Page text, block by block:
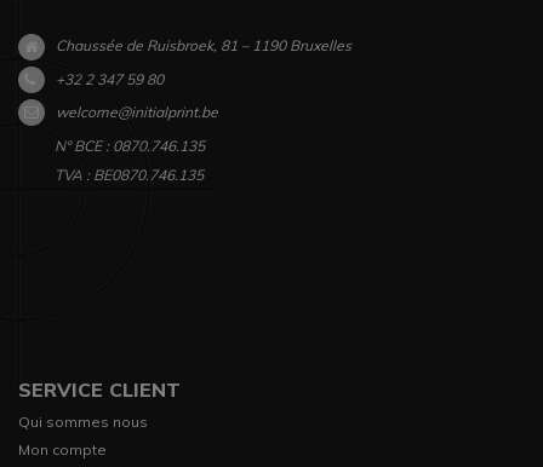
Chaussée de Ruisbroek, 81 – 1190 Bruxelles
+32 2 347 59 80
welcome@initialprint.be
N° BCE : 0870.746.135
TVA : BE0870.746.135
SERVICE CLIENT
Qui sommes nous
Mon compte